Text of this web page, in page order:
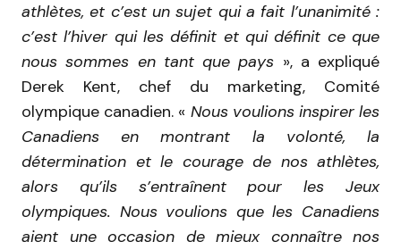
athlètes, et c’est un sujet qui a fait l’unanimité :
c’est l’hiver qui les définit et qui définit ce que
nous sommes en tant que pays », a expliqué
Derek Kent, chef du marketing, Comité
olympique canadien. « Nous voulions inspirer les
Canadiens en montrant la volonté, la
détermination et le courage de nos athlètes,
alors qu’ils s’entraînent pour les Jeux
olympiques. Nous voulions que les Canadiens
aient une occasion de mieux connaître nos